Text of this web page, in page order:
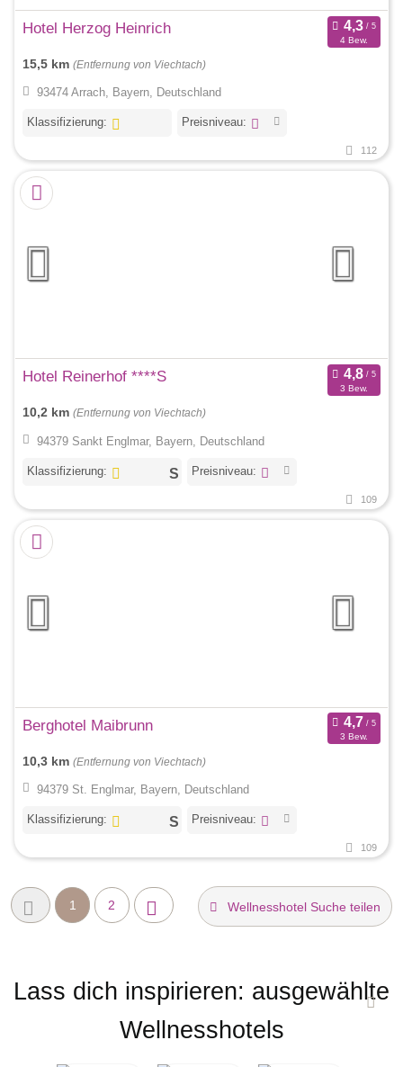
Hotel Herzog Heinrich
4 Bew.
15,5 km (Entfernung von Viechtach)
93474 Arrach, Bayern, Deutschland
Klassifizierung: Preisniveau:
112
Hotel Reinerhof ****S
3 Bew.
10,2 km (Entfernung von Viechtach)
94379 Sankt Englmar, Bayern, Deutschland
Klassifizierung: Preisniveau:
109
Berghotel Maibrunn
3 Bew.
10,3 km (Entfernung von Viechtach)
94379 St. Englmar, Bayern, Deutschland
Klassifizierung: Preisniveau:
109
1 2 Wellnesshotel Suche teilen
Lass dich inspirieren: ausgewählte
Wellnesshotels